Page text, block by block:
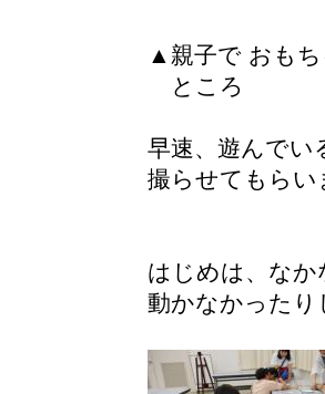
▲親子で おも
ところ
早速、遊んでい
撮らせてもらい
はじめは、なか
動かなかったり